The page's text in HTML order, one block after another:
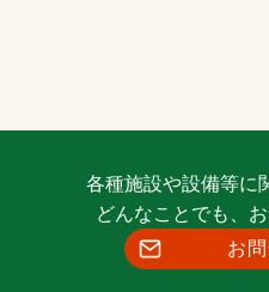
各種施設や設備等に
どんなことでも、
お